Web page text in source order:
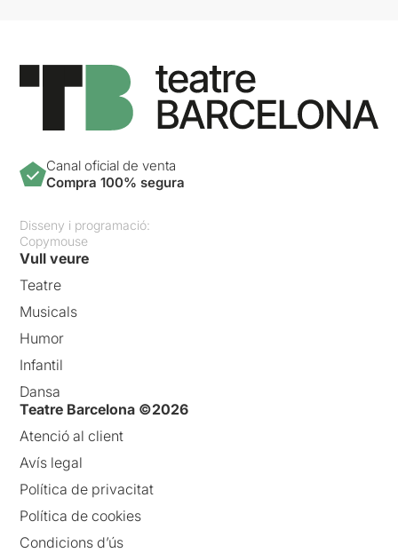
Canal oficial de venta
Compra 100% segura
Disseny i programació:
Copymouse
Vull veure
Teatre
Musicals
Humor
Infantil
Dansa
Teatre Barcelona ©2026
Atenció al client
Avís legal
Política de privacitat
Política de cookies
Condicions d’ús